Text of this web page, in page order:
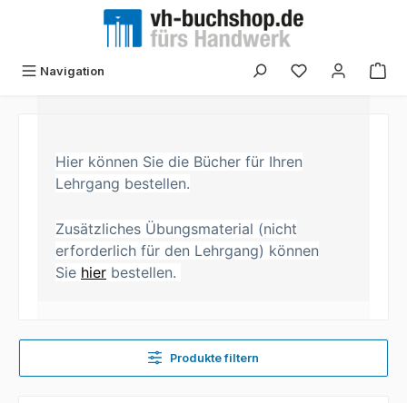
Zum Hauptinhalt springen
Navigation
Hier können Sie die Bücher für Ihren
Lehrgang bestellen.
Zusätzliches Übungsmaterial (nicht
erforderlich für den Lehrgang) können
Sie hier bestellen.
Produkte filtern